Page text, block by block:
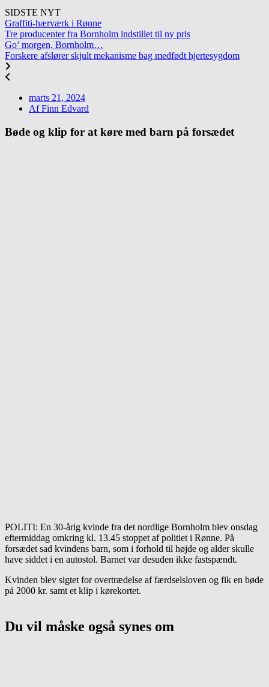
SIDSTE NYT
Graffiti-hærværk i Rønne
Tre producenter fra Bornholm indstillet til ny pris
Go’ morgen, Bornholm…
Forskere afslører skjult mekanisme bag medfødt hjertesygdom
marts 21, 2024
AfFinn Edvard
Bøde og klip for at køre med barn på forsædet
POLITI: En 30-årig kvinde fra det nordlige Bornholm blev onsdag
eftermiddag omkring kl. 13.45 stoppet af politiet i Rønne. På
forsædet sad kvindens barn, som i forhold til højde og alder skulle
have siddet i en autostol. Barnet var desuden ikke fastspændt.
Kvinden blev sigtet for overtrædelse af færdselsloven og fik en bøde
på 2000 kr. samt et klip i kørekortet.
Du vil måske også synes om